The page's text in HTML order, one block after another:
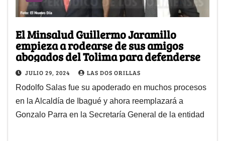
El Minsalud Guillermo Jaramillo
empieza a rodearse de sus amigos
abogados del Tolima para defenderse
JULIO 29, 2024 LAS DOS ORILLAS
Rodolfo Salas fue su apoderado en muchos procesos
en la Alcaldía de Ibagué y ahora reemplazará a
Gonzalo Parra en la Secretaría General de la entidad